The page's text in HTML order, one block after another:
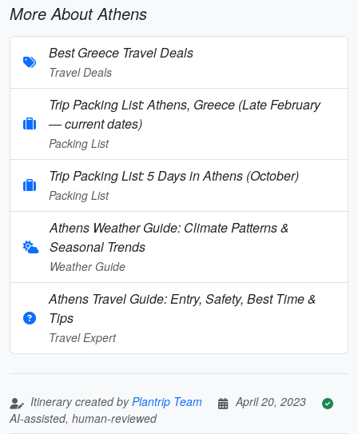
More About Athens
Best Greece Travel Deals
Travel Deals
Trip Packing List: Athens, Greece (Late February
— current dates)
Packing List
Trip Packing List: 5 Days in Athens (October)
Packing List
Athens Weather Guide: Climate Patterns &
Seasonal Trends
Weather Guide
Athens Travel Guide: Entry, Safety, Best Time &
Tips
Travel Expert
Itinerary created byPlantrip Team
April 20, 2023
AI-assisted, human-reviewed